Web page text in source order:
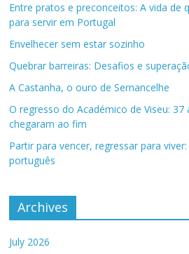
Entre pratos e preconceitos: A vida de
para servir em Portugal
Envelhecer sem estar sozinho
Quebrar barreiras: Desafios e
A Castanha, o ouro de Sernancelhe
O regresso do Académico de Viseu: 37
chegaram ao fim
Partir para vencer, regressar para
português
Archives
July 2026